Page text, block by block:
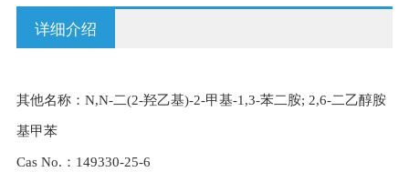
详细介绍
其他名称：N,N-二(2-羟乙基)-2-甲基-1,3-苯二胺; 2,6-二乙醇胺
基甲苯
Cas No.：149330-25-6